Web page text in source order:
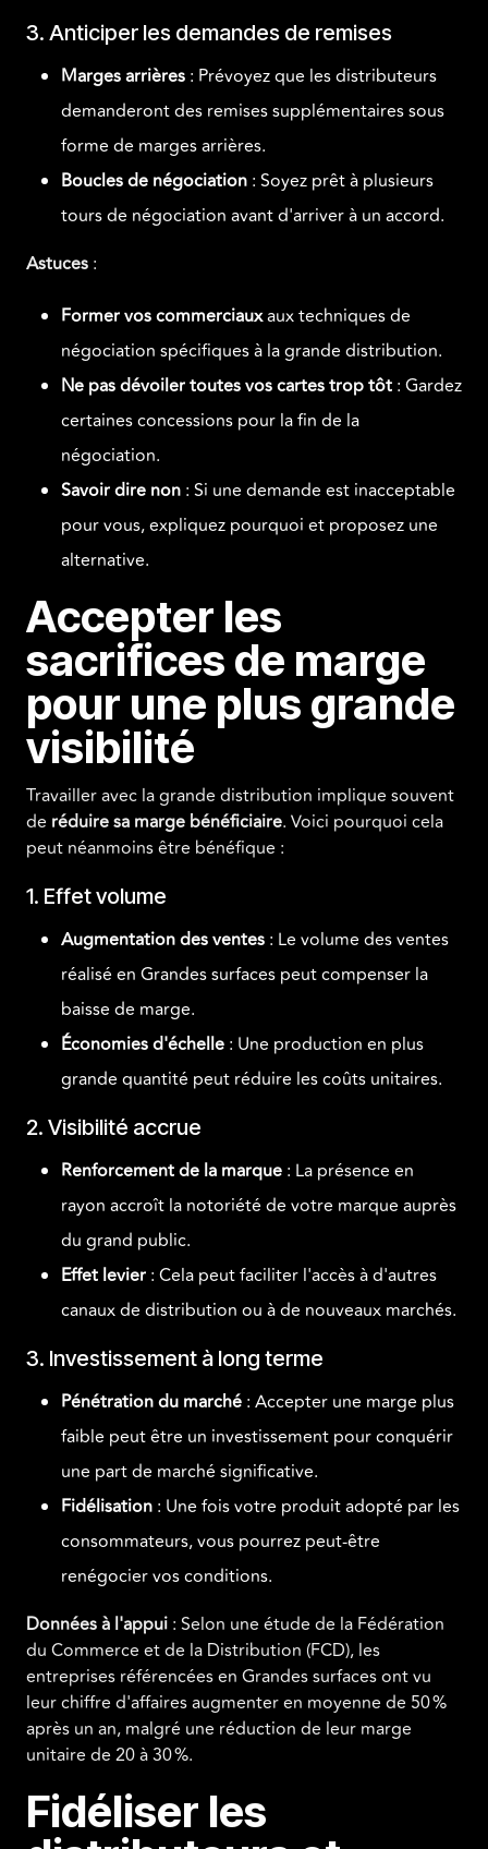
3. Anticiper les demandes de remises
Marges arrières : Prévoyez que les distributeurs
demanderont des remises supplémentaires sous
forme de marges arrières.
Boucles de négociation : Soyez prêt à plusieurs
tours de négociation avant d'arriver à un accord.
Astuces :
Former vos commerciauxaux techniques de
négociation spécifiques à la grande distribution.
Ne pas dévoiler toutes vos cartes trop tôt : Gardez
certaines concessions pour la fin de la
négociation.
Savoir dire non : Si une demande est inacceptable
pour vous, expliquez pourquoi et proposez une
alternative.
Accepter les
sacrifices de marge
pour une plus grande
visibilité
Travailler avec la grande distribution implique souvent
de réduire sa marge bénéficiaire. Voici pourquoi cela
peut néanmoins être bénéfique :
1. Effet volume
Augmentation des ventes : Le volume des ventes
réalisé en Grandes surfaces peut compenser la
baisse de marge.
Économies d'échelle : Une production en plus
grande quantité peut réduire les coûts unitaires.
2. Visibilité accrue
Renforcement de la marque : La présence en
rayon accroît la notoriété de votre marque auprès
du grand public.
Effet levier : Cela peut faciliter l'accès à d'autres
canaux de distribution ou à de nouveaux marchés.
3. Investissement à long terme
Pénétration du marché : Accepter une marge plus
faible peut être un investissement pour conquérir
une part de marché significative.
Fidélisation : Une fois votre produit adopté par les
consommateurs, vous pourrez peut-être
renégocier vos conditions.
Données à l'appui : Selon une étude de la Fédération
du Commerce et de la Distribution (FCD), les
entreprises référencées en Grandes surfaces ont vu
leur chiffre d'affaires augmenter en moyenne de 50 %
après un an, malgré une réduction de leur marge
unitaire de 20 à 30 %.
Fidéliser les